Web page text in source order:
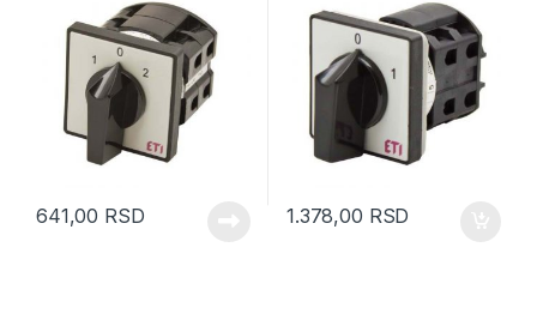
641,00 RSD 1.378,00 RSD